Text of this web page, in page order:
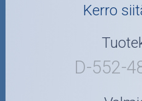
Kerro
D-552-